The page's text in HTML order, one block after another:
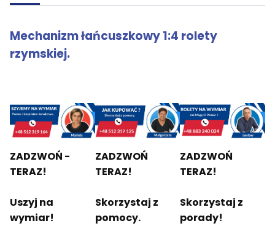
Mechanizm łańcuszkowy 1:4 rolety
rzymskiej.
ZADZWOŃ -
TERAZ!
Uszyj na
wymiar!
ZADZWOŃ
TERAZ!
Skorzystaj z
pomocy.
ZADZWOŃ
TERAZ!
Skorzystaj z
porady!